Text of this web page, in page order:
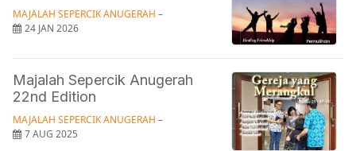
MAJALAH SEPERCIK ANUGERAH –
24 JAN 2026
Majalah Sepercik Anugerah
22nd Edition
MAJALAH SEPERCIK ANUGERAH –
7 AUG 2025